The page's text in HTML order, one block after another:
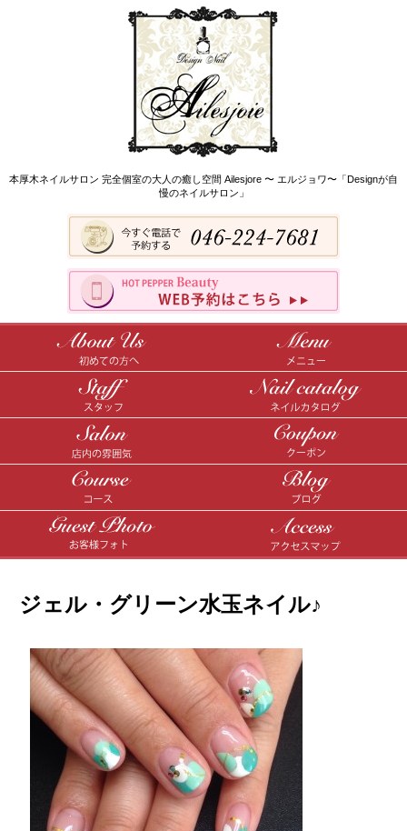
本厚木ネイルサロン 完全個室の大人の癒し空間 Ailesjore 〜 エルジョワ〜「Designが自
慢のネイルサロン」
ジェル・グリーン水玉ネイル♪